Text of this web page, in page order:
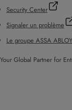
Security Center
Signaler un problème
Le groupe ASSA ABLOY
Your Global Partner for